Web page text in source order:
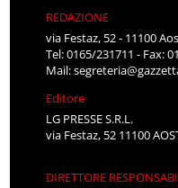
REDAZIONE
via Festaz, 52 - 11100
Tel: 0165/231711 - Fax:
Mail:
Editore
LG PRESSE S.R.L.
via Festaz, 52 11100
DIRETTORE